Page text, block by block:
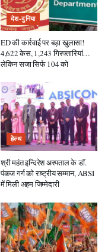
देश-दुनिया
ED की कार्रवाई पर बड़ा खुलासा!
4,622 केस, 1,243 गिरफ्तारियां…
लेकिन सजा सिर्फ 104 को
हेल्थ
श्री महंत इन्दिरेश अस्पताल के डॉ.
पंकज गर्ग को राष्ट्रीय सम्मान, ABSI
में मिली अहम जिम्मेदारी